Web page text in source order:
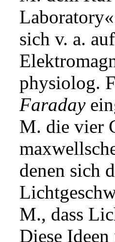
sich v. a.
physiolog.
Faraday
M. die vier
denen sich
M., dass
Diese